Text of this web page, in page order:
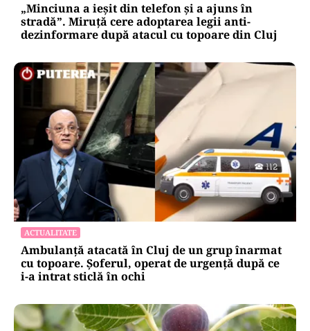
„Minciuna a ieșit din telefon și a ajuns în
stradă”. Miruță cere adoptarea legii anti-
dezinformare după atacul cu topoare din Cluj
ACTUALITATE
Ambulanță atacată în Cluj de un grup înarmat
cu topoare. Șoferul, operat de urgență după ce
i-a intrat sticlă în ochi